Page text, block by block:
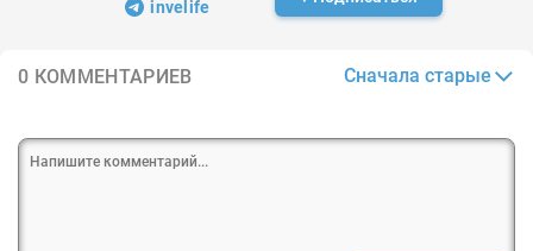
invelife
0 КОММЕНТАРИЕВ Сначала старые